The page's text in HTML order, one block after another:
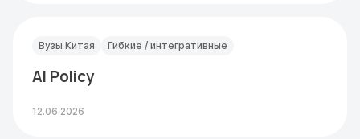
Вузы Китая Гибкие / интегративные
AI Policy
12.06.2026